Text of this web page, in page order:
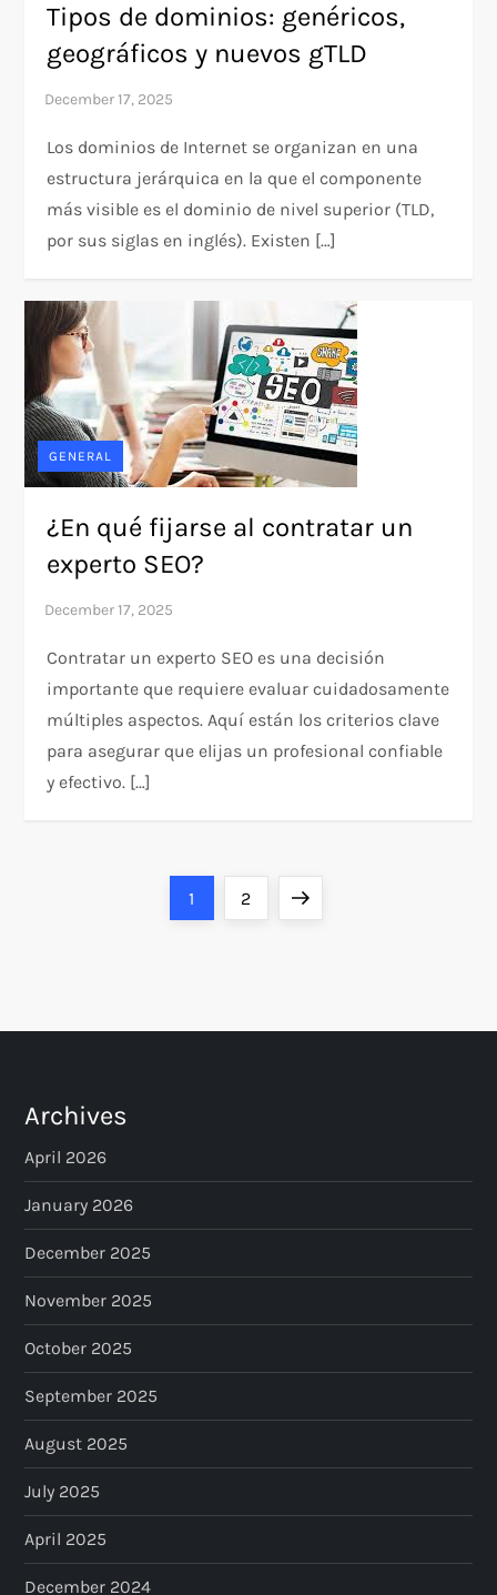
Tipos de dominios: genéricos,
geográficos y nuevos gTLD
Los dominios de Internet se organizan en una
estructura jerárquica en la que el componente
más visible es el dominio de nivel superior (TLD,
por sus siglas en inglés). Existen […]
GENERAL
¿En qué fijarse al contratar un
experto SEO?
Contratar un experto SEO es una decisión
importante que requiere evaluar cuidadosamente
múltiples aspectos. Aquí están los criterios clave
para asegurar que elijas un profesional confiable
y efectivo. […]
s
p
a
g
i
n
a
t
i
o
Page
1 Page
2 Next
Archives
April 2026
January 2026
December 2025
November 2025
October 2025
September 2025
August 2025
July 2025
April 2025
December 2024